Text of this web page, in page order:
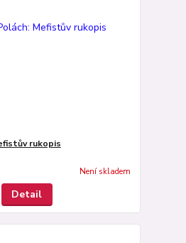
rukopis
Není skladem
Detail